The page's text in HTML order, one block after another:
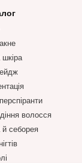
волосся
себорея